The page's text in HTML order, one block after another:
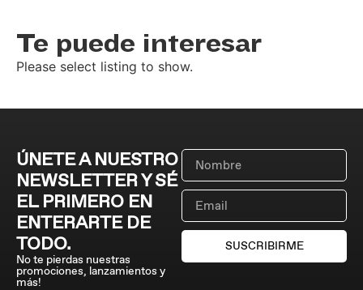
Te puede interesar
Please select listing to show.
ÚNETE A NUESTRO
NEWSLETTER Y SÉ
EL PRIMERO EN
ENTERARTE DE
TODO.
No te pierdas nuestras
promociones, lanzamientos y
más!
SUSCRIBIRME